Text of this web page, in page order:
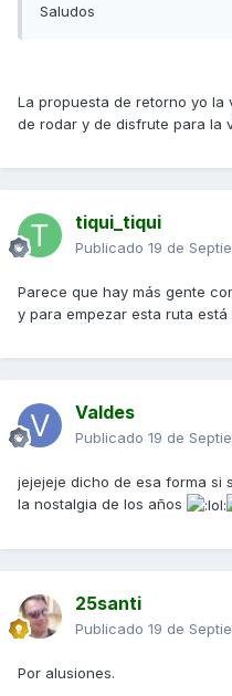
Saludos
La propuesta de retorno yo
de rodar y de disfrute para la
tiqui_tiqui
Publicado 19 de
Parece que hay más gente
y para empezar esta ruta está
Valdes
Publicado 19 de
jejejeje dicho de esa forma si
la nostalgia de los años
25santi
Publicado 19 de
Por alusiones.